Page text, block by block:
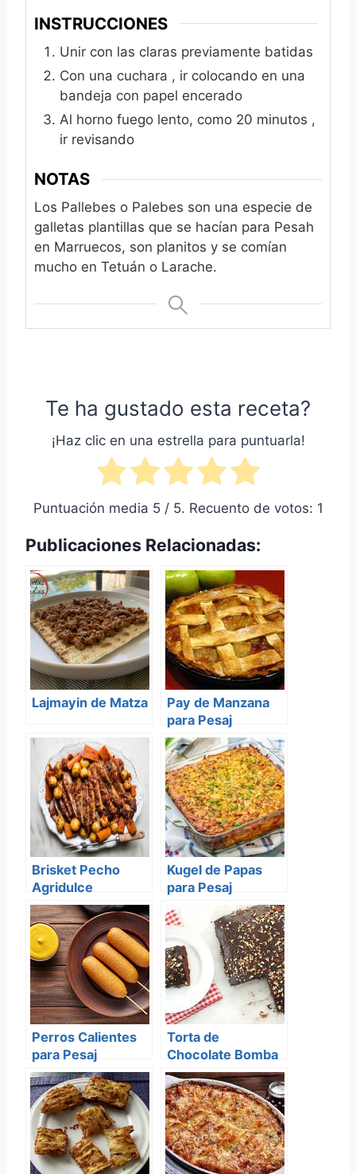
INSTRUCCIONES
Unir con las claras previamente batidas
Con una cuchara , ir colocando en una
bandeja con papel encerado
Al horno fuego lento, como 20 minutos ,
ir revisando
NOTAS
Los Pallebes o Palebes son una especie de
galletas plantillas que se hacían para Pesah
en Marruecos, son planitos y se comían
mucho en Tetuán o Larache.
Te ha gustado esta receta?
¡Haz clic en una estrella para puntuarla!
Puntuación media 5/ 5. Recuento de votos: 1
Publicaciones Relacionadas:
Lajmayin de Matza
Pay de Manzana
para Pesaj
Brisket Pecho
Agridulce
Kugel de Papas
para Pesaj
Perros Calientes
para Pesaj
Torta de
Chocolate Bomba